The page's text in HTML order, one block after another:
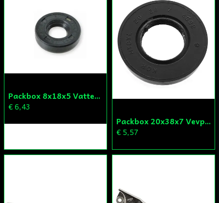
Packbox 8x18x5 Vattenpump Aprilia/Derbi/Gilera (original)
€ 6,43
Packbox 20x38x7 Vevparti Derbi (original)
€ 5,57